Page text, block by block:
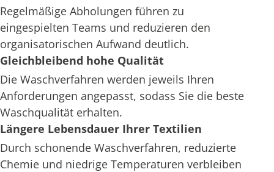
Regelmäßige Abholungen führen zu
eingespielten Teams und reduzieren den
organisatorischen Aufwand deutlich.
Gleichbleibend hohe Qualität
Die Waschverfahren werden jeweils Ihren
Anforderungen angepasst, sodass Sie die beste
Waschqualität erhalten.
Längere Lebensdauer Ihrer Textilien
Durch schonende Waschverfahren, reduzierte
Chemie und niedrige Temperaturen verbleiben